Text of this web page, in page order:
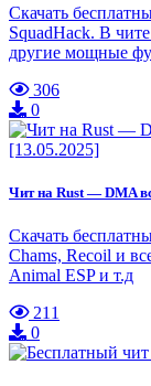
Скачать
SquadHack. В
другие мощные
306
0
Чит на Rust — DMA
Скачать
Chams, Recoil и
Animal ESP и т.д
211
0